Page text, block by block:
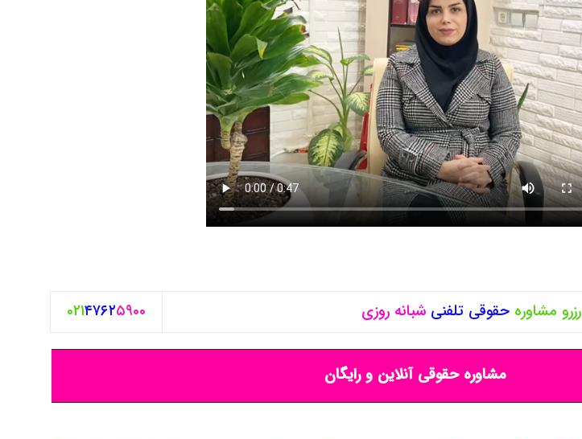
رزرو مشاورهحقوقیتلفنی شبانه روزی ۰۲۱۴۷۶۲۵۹۰۰
مشاوره حقوقی آنلاین و رایگان